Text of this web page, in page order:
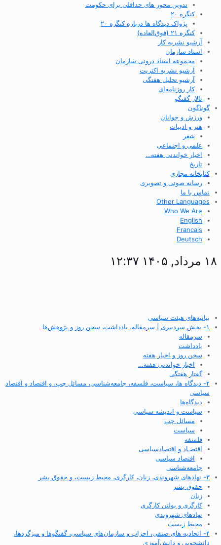
تدوین محور های حداقلی برای حکومت
کنگره ۲۰
پژواک دیدگاه ها درباره کنگره ۲۰
کنگره ۲۱ (فوق‌العاده)
آرشیو نشریه کار
اسناد سازمان
مجموعه اسناد درونی سازمان
آرشیو نشریه اکثریت
آرشیو تحلیل هفتگی
کار روزنامه‌ای
تالار گفتگو
گوناگون
ورزش و جوانان
هنر و ادبیات
شعر
علمی و اجتماعی
اخبار خواندنی هفته…
تاریخ
کتابخانه مجازی
رسانه صوتی و تصویری
تماس با ما
Other Languages
Who We Are
English
Francais
Deutsch
۱۸ مرداد, ۱۴۰۵ ۱۲:۳۷
بیانیه‌های هیئت سیاسی
۱- بخش سردبیری | سرمقاله، یادداشت، سخن روز و پژوهش‌ها
سرمقاله
یادداشت
سخن روز و اخبار هفته
اخبار خواندنی هفته…
گفتار هفتگی
۲- دیدگاه ها، سیاست، فلسفه، جامعه‌شناسی، مسائل چپ، و اقتصاد و اقتصاد
سیاسی
دیدگاه‌ها
سیاست و اندیشه سیاسی
مسائل چپ
سیاست
فلسفه
اقتصـاد و اقتصاد‌سیاسی
اقتصاد سیاسی
جامعه‌شناسی
۳- نهادهای شهروندی، زنان، کارگری، محیط زیست، و حقوق بشر
حقوق بشر
زنان
کارگری و بولتن کارگری
نهادهای شهروندی
محیط زیست
۴- اتحادیه های صنفی، احزاب و سازمان‌های سیاسی، گفتگوها و میزگردها،
دانشجویی و دانش‌آموزی